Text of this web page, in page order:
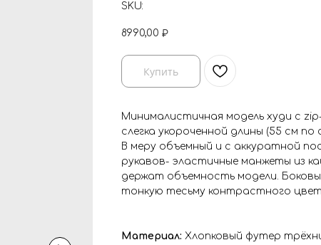
SKU:
8990,00 ₽
Купить
Минималистичная модель худи с
слегка укороченной длины (55 см по
В меру объемный и с аккуратной
рукавов- эластичные манжеты из
держат объемность модели.
тонкую тесьму контрастного
Материал: Хлопковый футер